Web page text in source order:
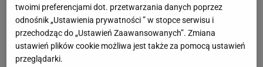
trakcie negocjacji i wiele może się wydarzyć. W życiu
nigdy nic nie wiadomo. Obecnie jestem bardzo
skoncentrowany na grze na boisku. Dla tej koszulki
dam z siebie wszystko - powiedział
twoimi preferencjami dot. przetwarzania danych poprzez
odnośnik „Ustawienia prywatności ” w stopce serwisu i
przechodząc do „Ustawień Zaawansowanych”. Zmiana
ustawień plików cookie możliwa jest także za pomocą ustawień
przeglądarki.